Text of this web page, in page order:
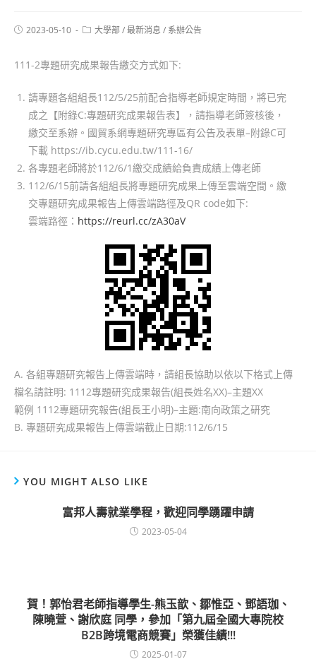
2023-05-10 大學部/最新消息 / 系辦公告
111-2專題研究成果報告繳交方式如下:
請專題各組組長112/5/25前配合指導老師規定時間，將已完
成之【附錄C:專題研究成果報告表】，請指導老師簽核後，
繳交至系辦。國貿系網專題研究專區有公告及表單–附錄C可
下載 https://ib.cycu.edu.tw/111-16/
各專題老師將於112/6/1繳交成績給負責成績上傳老師
112/6/15前請各組組長將專題研究成果上傳至雲端空間。繳
交專題研究成果報告上傳雲端路徑及QR code如下:
雲端路徑： https://reurl.cc/zA30aV
A. 各組專題研究報告上傳雲端時，請組長協助以依以下格式上傳
檔名請註明: 1112專題研究成果報告(組長姓名XX)–主題XX
範例 1112專題研究報告(組長王小明)–主題:南向政策之研究
B. 專題研究成果報告上傳雲端截止日期:112/6/15
YOU MIGHT ALSO LIKE
富邦人壽就業學程，歡迎同學踴躍申請
2023-05-04
賀！郭怡君老師指導學生-熊玉歆、鄒惟亞、鄧語珈、
陳曉萱、謝欣庭 同學，參加「第九屆全國大專院校
B2B跨境電商競賽」榮獲佳績!!!
2025-01-07